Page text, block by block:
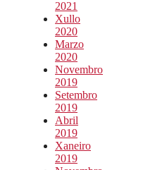
2021
Xullo
2020
Marzo
2020
Novembro
2019
Setembro
2019
Abril
2019
Xaneiro
2019